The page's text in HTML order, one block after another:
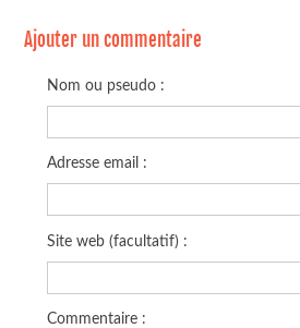
Ajouter un commentaire
Nom ou pseudo :
Adresse email :
Site web (facultatif) :
Commentaire :